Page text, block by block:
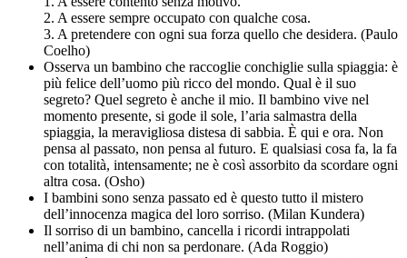
2. A essere sempre occupato con qualche cosa.
3. A pretendere con ogni sua forza quello che desidera. (Paulo
Coelho)
Osserva un bambino che raccoglie conchiglie sulla spiaggia: è
più felice dell’uomo più ricco del mondo. Qual è il suo
segreto? Quel segreto è anche il mio. Il bambino vive nel
momento presente, si gode il sole, l’aria salmastra della
spiaggia, la meravigliosa distesa di sabbia. È qui e ora. Non
pensa al passato, non pensa al futuro. E qualsiasi cosa fa, la fa
con totalità, intensamente; ne è così assorbito da scordare ogni
altra cosa. (Osho)
I bambini sono senza passato ed è questo tutto il mistero
dell’innocenza magica del loro sorriso. (Milan Kundera)
Il sorriso di un bambino, cancella i ricordi intrappolati
nell’anima di chi non sa perdonare. (Ada Roggio)